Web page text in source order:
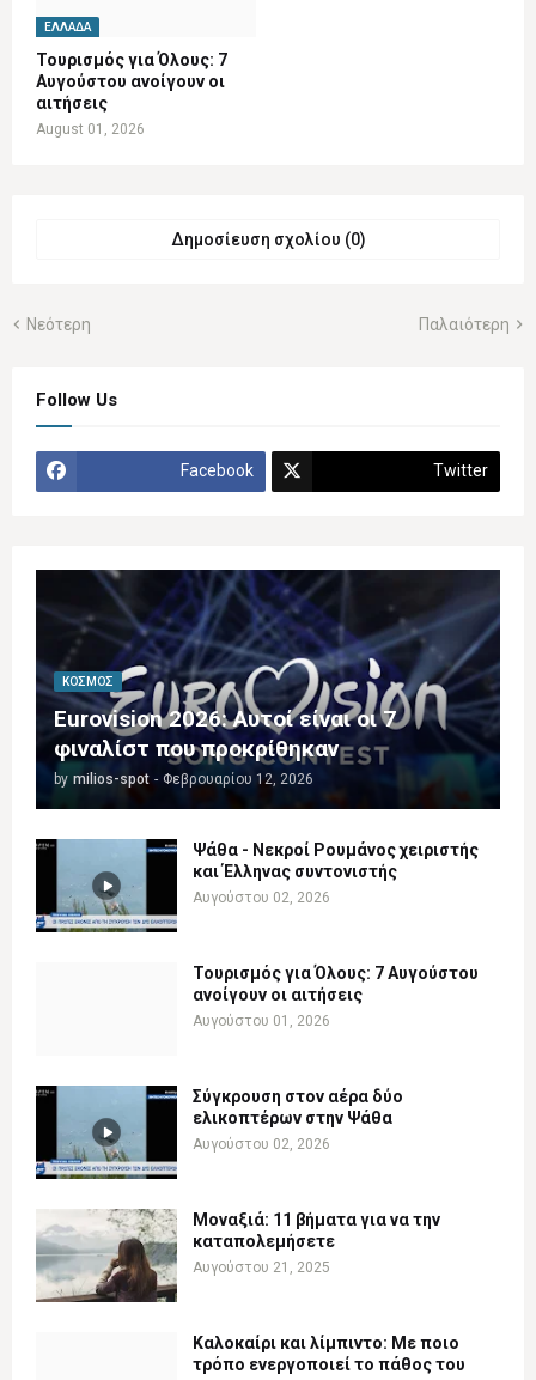
ΕΛΛΆΔΑ
Τουρισμός για Όλους: 7
Αυγούστου ανοίγουν οι
αιτήσεις
August 01, 2026
Δημοσίευση σχολίου (0)
Νεότερη Παλαιότερη
Follow Us
Facebook Twitter
ΚΌΣΜΟΣ
Eurovision 2026: Αυτοί είναι οι 7
φιναλίστ που προκρίθηκαν
by milios-spot - Φεβρουαρίου 12, 2026
Ψάθα - Νεκροί Ρουμάνος χειριστής
και Έλληνας συντονιστής
Αυγούστου 02, 2026
Τουρισμός για Όλους: 7 Αυγούστου
ανοίγουν οι αιτήσεις
Αυγούστου 01, 2026
Σύγκρουση στον αέρα δύο
ελικοπτέρων στην Ψάθα
Αυγούστου 02, 2026
Μοναξιά: 11 βήματα για να την
καταπολεμήσετε
Αυγούστου 21, 2025
Καλοκαίρι και λίμπιντο: Με ποιο
τρόπο ενεργοποιεί το πάθος του